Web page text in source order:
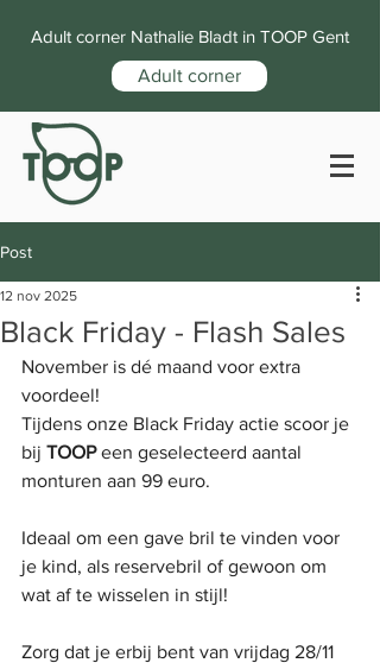
Adult corner Nathalie Bladt in TOOP Gent
Adult corner
Post
Black Friday - Flash Sales
12 nov 2025
November is dé maand voor extra
voordeel!
Tijdens onze Black Friday actie scoor je
bij TOOP een geselecteerd aantal
monturen aan 99 euro.
Ideaal om een gave bril te vinden voor
je kind, als reservebril of gewoon om
wat af te wisselen in stijl!
Zorg dat je erbij bent van vrijdag 28/11